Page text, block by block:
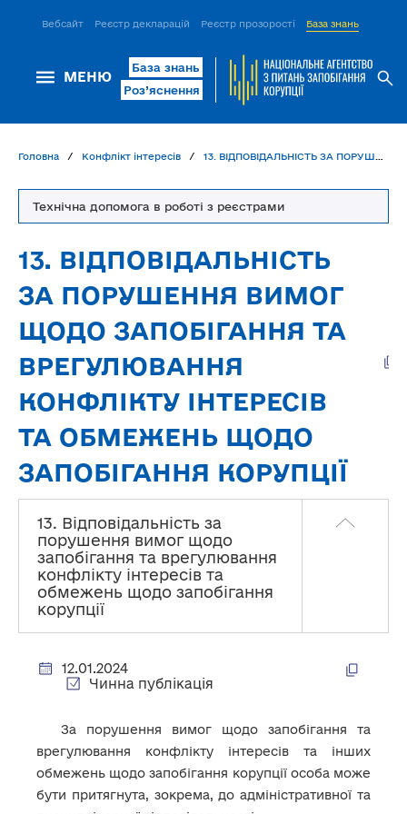
Вебсайт Реєстр декларацій Реєстр прозорості База знань
МЕНЮ
База знань
Роз’яснення
Головна Конфлікт інтересів
Технічна допомога в роботі з реєстрами
13. ВІДПОВІДАЛЬНІСТЬ
ЗА ПОРУШЕННЯ ВИМОГ
ЩОДО ЗАПОБІГАННЯ ТА
ВРЕГУЛЮВАННЯ
КОНФЛІКТУ ІНТЕРЕСІВ
ТА ОБМЕЖЕНЬ ЩОДО
ЗАПОБІГАННЯ КОРУПЦІЇ
13. Відповідальність за
порушення вимог щодо
запобігання та врегулювання
конфлікту інтересів та
обмежень щодо запобігання
корупції
12.01.2024
Чинна публікація
За порушення вимог щодо запобігання та
врегулювання конфлікту інтересів та інших
обмежень щодо запобігання корупції особа може
бути притягнута, зокрема, до адміністративної та